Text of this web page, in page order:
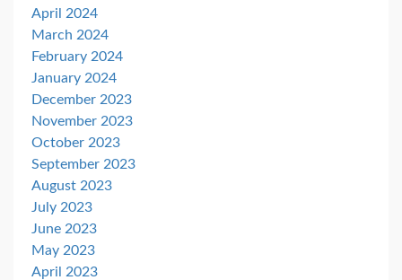
April 2024
March 2024
February 2024
January 2024
December 2023
November 2023
October 2023
September 2023
August 2023
July 2023
June 2023
May 2023
April 2023